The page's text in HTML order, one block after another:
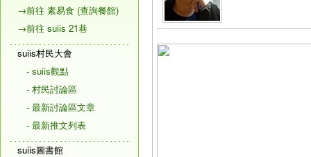
→前往 素易食 (查詢餐館)
→前往 suiis 21巷
suiis村民大會
- suiis觀點
- 村民討論區
- 最新討論區文章
- 最新推文列表
suiis圖書館